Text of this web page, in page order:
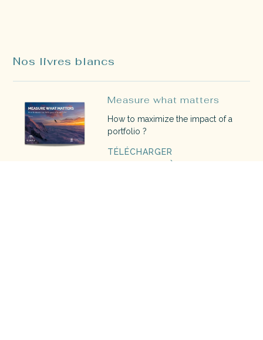
Nos livres blancs
Measure what matters
How to maximize the impact of a
portfolio ?
TÉLÉCHARGER